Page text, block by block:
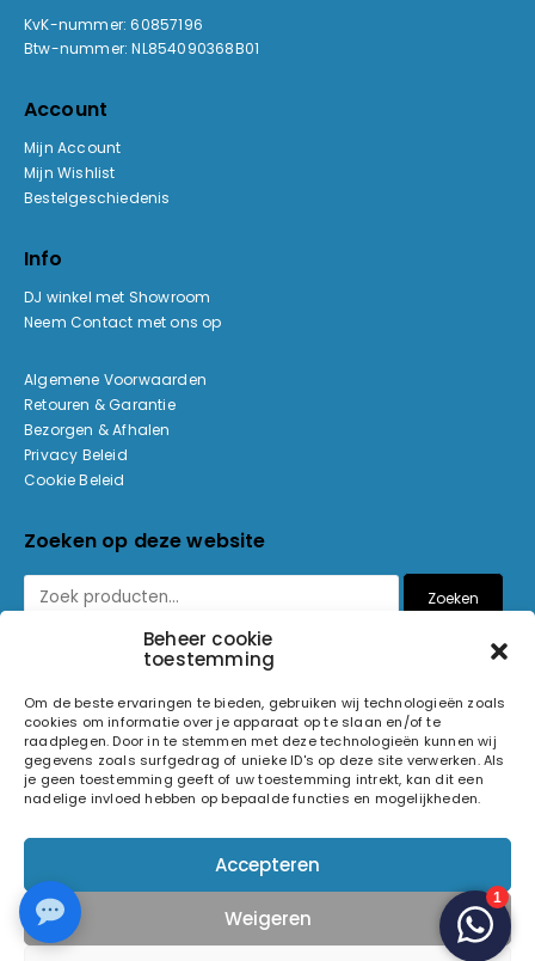
Beheer cookie
toestemming
Om de beste ervaringen te bieden, gebruiken wij technologieën zoals
cookies om informatie over je apparaat op te slaan en/of te
raadplegen. Door in te stemmen met deze technologieën kunnen wij
gegevens zoals surfgedrag of unieke ID's op deze site verwerken. Als
je geen toestemming geeft of uw toestemming intrekt, kan dit een
nadelige invloed hebben op bepaalde functies en mogelijkheden.
Accepteren
Weigeren
KvK-nummer: 60857196
Btw-nummer: NL854090368B01
Account
Mijn Account
Mijn Wishlist
Bestelgeschiedenis
Info
DJ winkel met Showroom
Neem Contact met ons op
Algemene Voorwaarden
Retouren & Garantie
Bezorgen & Afhalen
Privacy Beleid
Cookie Beleid
Zoeken op deze website
Zoeken
© 2026 Light and Sound Factory. Alle rechten voorbehouden.
Volg ons op